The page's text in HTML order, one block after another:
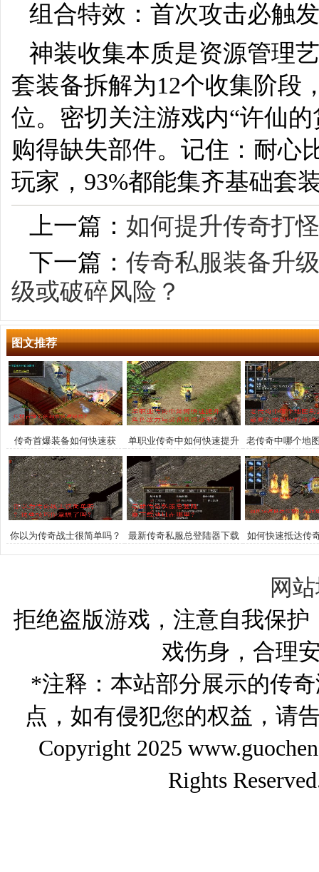
组合特效：首次攻击必触
神装收集本质是资源管理
套装备拆解为12个收集阶段
位。密切关注游戏内“许仙
购得缺失部件。记住：耐心
玩家，93%都能集齐基础套
上一篇： 如何提升传奇打
下一篇： 传奇私服装备升
级或破碎风险？
图文推荐
传奇首爆装备如何快速获
取？
单职业传奇中如何快速提升
角色战力与装备获取效率？
老传奇中哪个地
率最高？求最佳
荐。
你以为传奇战士很简单吗？
这些技巧你掌握了吗？
最新传奇私服总登陆器下载
地址在哪里？
如何快速抵达传
殿？
网
拒绝盗版游戏，注意自我保
戏伤身，合理
*注释：本站部分展示的传
点，如有侵犯您的权益，请
Copyright 2025
Rights